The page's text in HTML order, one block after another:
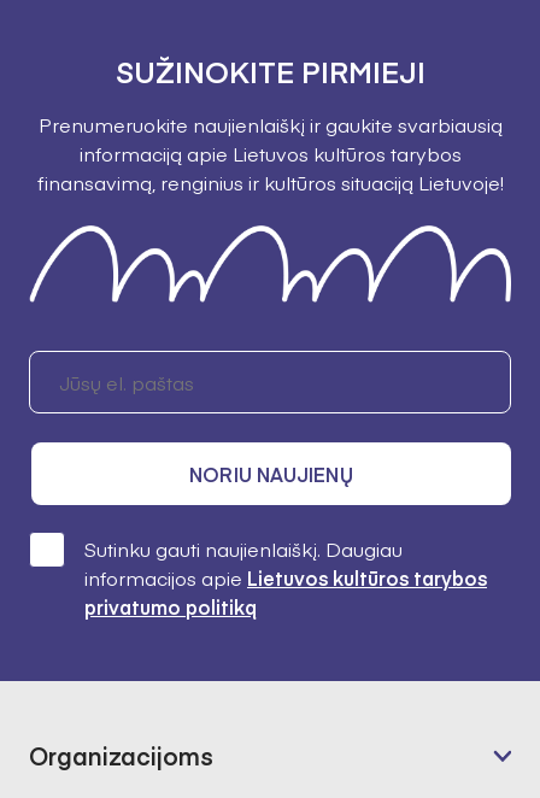
SUŽINOKITE PIRMIEJI
Prenumeruokite naujienlaiškį ir gaukite svarbiausią
informaciją apie Lietuvos kultūros tarybos
finansavimą, renginius ir kultūros situaciją Lietuvoje!
NORIU NAUJIENŲ
Sutinku gauti naujienlaiškį. Daugiau
informacijos apie Lietuvos kultūros tarybos
privatumo politiką
Organizacijoms